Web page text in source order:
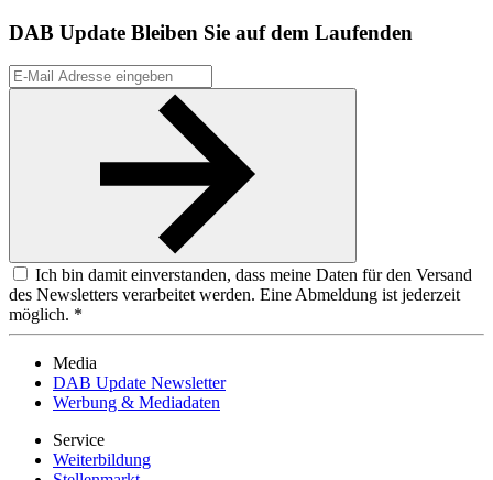
DAB Update Bleiben Sie auf dem Laufenden
Ich bin damit einverstanden, dass meine Daten für den Versand
des Newsletters verarbeitet werden. Eine Abmeldung ist jederzeit
möglich. *
Media
DAB Update Newsletter
Werbung & Mediadaten
Service
Weiterbildung